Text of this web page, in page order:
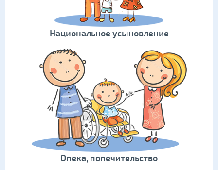
Национальное усыновление
Опека, попечительство